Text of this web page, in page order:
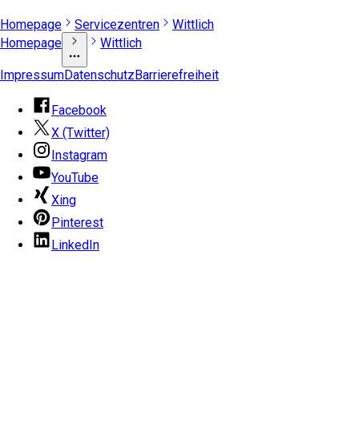
Homepage Servicezentren
Wittlich
Homepage
Wittlich
ImpressumDatenschutzBarrierefreiheit
Facebook
X (Twitter)
Instagram
YouTube
Xing
Pinterest
LinkedIn